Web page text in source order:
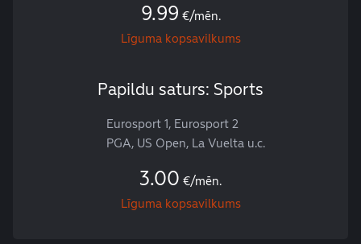
9.99 €/mēn.
Līguma kopsavilkums
Papildu saturs: Sports
Eurosport 1, Eurosport 2
PGA, US Open, La Vuelta u.c.
3.00 €/mēn.
Līguma kopsavilkums